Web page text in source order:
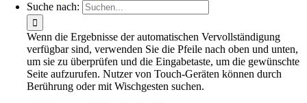
Suche nach:
Wenn die Ergebnisse der automatischen Vervollständigung
verfügbar sind, verwenden Sie die Pfeile nach oben und unten,
um sie zu überprüfen und die Eingabetaste, um die gewünschte
Seite aufzurufen. Nutzer von Touch-Geräten können durch
Berührung oder mit Wischgesten suchen.